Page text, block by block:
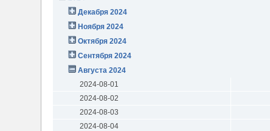
Декабря 2024
Ноября 2024
Октября 2024
Сентября 2024
Августа 2024
2024-08-01
2024-08-02
2024-08-03
2024-08-04